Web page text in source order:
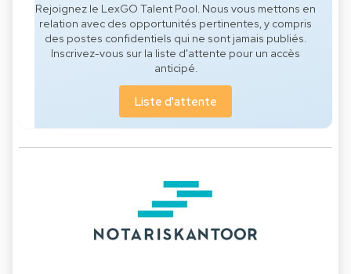
Rejoignez le LexGO Talent Pool. Nous vous mettons en
relation avec des opportunités pertinentes, y compris
des postes confidentiels qui ne sont jamais publiés.
Inscrivez-vous sur la liste d'attente pour un accès
anticipé.
Liste d'attente